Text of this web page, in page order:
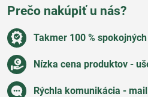
Prečo nakúpiť u nás?
Takmer 100 %
Nízka cena produktov -
Rýchla komunikácia - mail